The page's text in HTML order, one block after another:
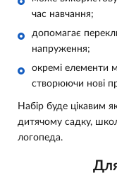
час навчання;
допомагає
напруження;
окремі елементи
створюючи нові
Набір буде цікавим
дитячому садку,
логопеда.